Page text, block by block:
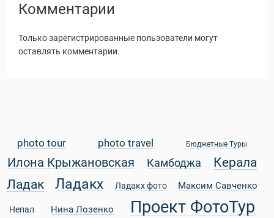
Статьи
Комментарии
Только зарегистрированные пользователи могут
оставлять комментарии.
photo tour photo travel Бюджетные Туры
Илона Крыжановская Камбоджа
Керала
Ладак
Ладакх Ладакх фото Максим Савченко
Непал Нина Лозенко Проект ФотоТур